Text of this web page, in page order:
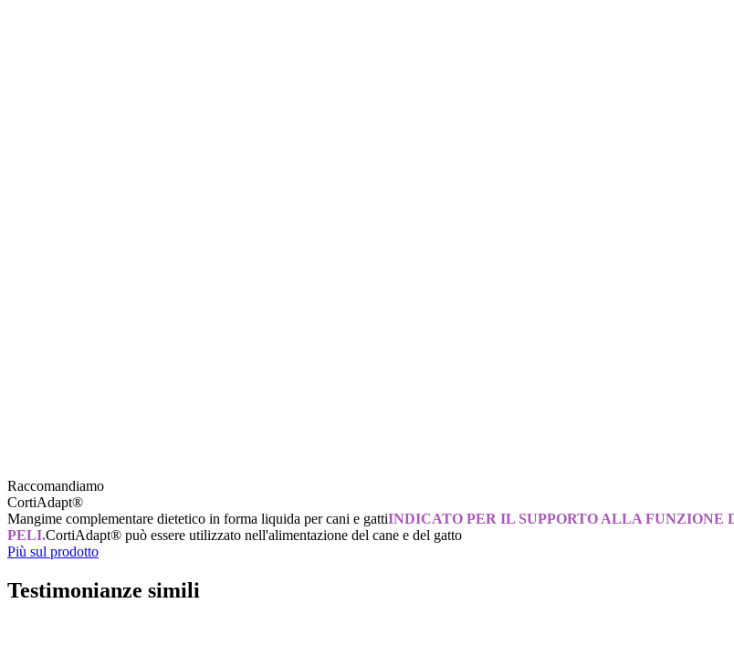
Raccomandiamo
CortiAdapt®
Mangime complementare dietetico in forma liquida per cani e gattiINDICATO PER IL SUPPORTO ALLA FUNZIONE
PELI.CortiAdapt® può essere utilizzato nell'alimentazione del cane e del gatto
Più sul prodotto
Testimonianze simili